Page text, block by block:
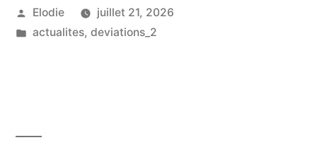
–
Publié
par
Elodie
juillet 21, 2026
Publié
actualites, deviations_2